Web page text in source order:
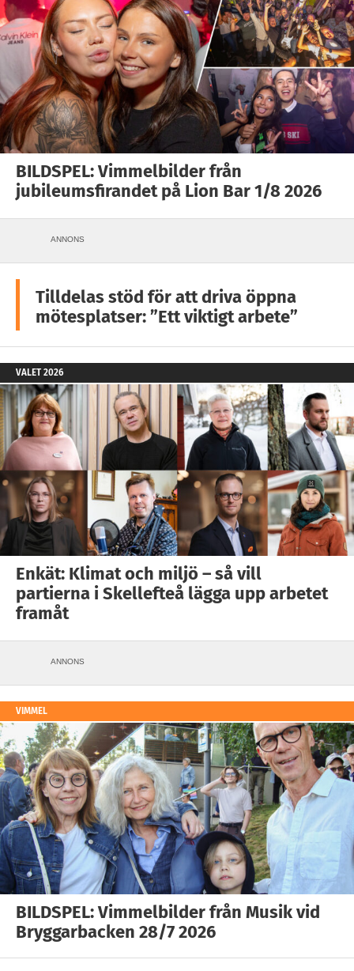
BILDSPEL: Vimmelbilder från
jubileumsfirandet på Lion Bar 1/8 2026
ANNONS
Tilldelas stöd för att driva öppna
mötesplatser: ”Ett viktigt arbete”
VALET 2026
Enkät: Klimat och miljö – så vill
partierna i Skellefteå lägga upp arbetet
framåt
ANNONS
VIMMEL
BILDSPEL: Vimmelbilder från Musik vid
Bryggarbacken 28/7 2026